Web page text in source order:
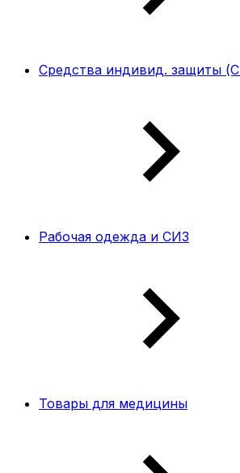
Средства индивид. защиты
Рабочая одежда и СИЗ
Товары для медицины